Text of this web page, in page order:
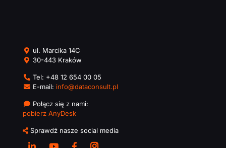
ul. Marcika 14C
30-443 Kraków
Tel: +48 12 654 00 05
E-mail: info@dataconsult.pl
Połącz się z nami:
pobierz AnyDesk
Sprawdź nasze social media